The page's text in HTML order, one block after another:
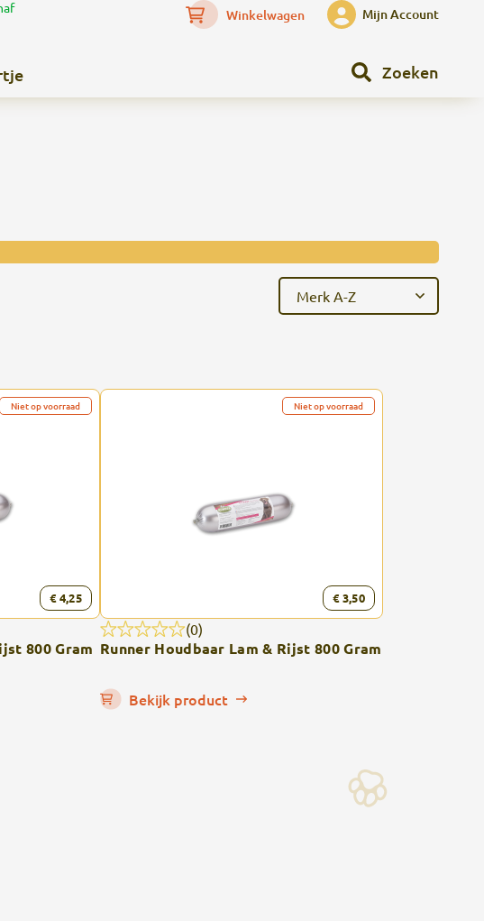
Winkelwagen Mijn Account
Zoeken
Niet op voorraad
€ 4,25
800 Gram
Niet op voorraad
€ 3,50
(0)
Runner Houdbaar Lam & Rijst 800 Gram
Bekijk product